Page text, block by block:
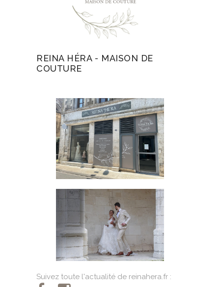
REINA HÉRA - MAISON DE
COUTURE
Suivez toute l'actualité de reinahera.fr :